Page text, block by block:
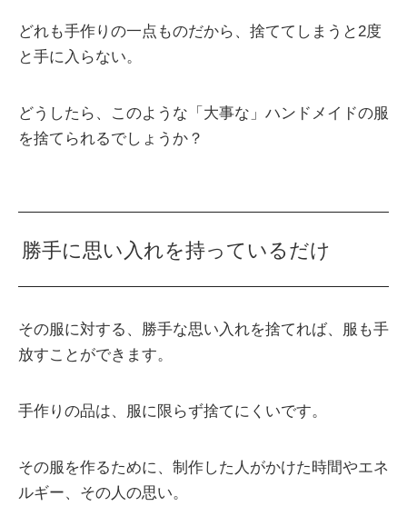
どれも手作りの一点ものだから、捨ててしまうと2度
と手に入らない。
どうしたら、このような「大事な」ハンドメイドの服
を捨てられるでしょうか？
勝手に思い入れを持っているだけ
その服に対する、勝手な思い入れを捨てれば、服も手
放すことができます。
手作りの品は、服に限らず捨てにくいです。
その服を作るために、制作した人がかけた時間やエネ
ルギー、その人の思い。